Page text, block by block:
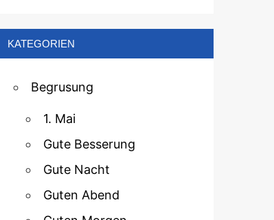
KATEGORIEN
Begrusung
1. Mai
Gute Besserung
Gute Nacht
Guten Abend